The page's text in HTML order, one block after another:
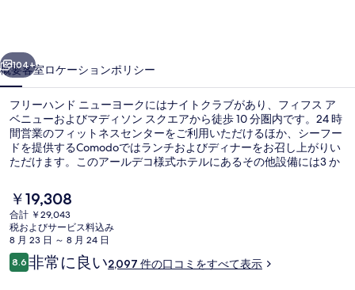
ュ
ー
ヨ
ー
ク
の
写
真
ギ
次へ
104+
概要客室ロケーションポリシー
フリーハンド ニューヨークにはナイトクラブがあり、フィフス ア
ベニューおよびマディソン スクエアから徒歩 10 分圏内です。24 時
間営業のフィットネスセンターをご利用いただけるほか、シーフー
ドを提供するComodoではランチおよびディナーをお召し上がりい
ただけます。このアールデコ様式ホテルにあるその他設備には3 か
す。旅行者は周辺の公共交通機関が充実している点を気に入ってい
ます。地下鉄 23 ストリート駅 (パーク アベニュー)までは 3 分で、
地下鉄 28 ストリート駅 (パーク アベニュー サウス)までは 6 分で
す。
現
在
の
料
金
は
￥19,308
合計 ￥29,043
税およびサービス料込み
8 月 23 日 ～ 8 月 24 日
口
コ
8.610段階中8.6
非常に良い2,097 件の口コミをすべて表示